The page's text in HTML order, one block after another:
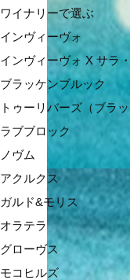
ワイナリーで選ぶ
インヴィーヴォ
インヴィーヴォ X サラ
ブラッケンブルック
トゥーリバーズ（ブラ
ラブブロック
ノヴム
アクルクス
ガルド&モリス
オラテラ
グローヴス
モコヒルズ